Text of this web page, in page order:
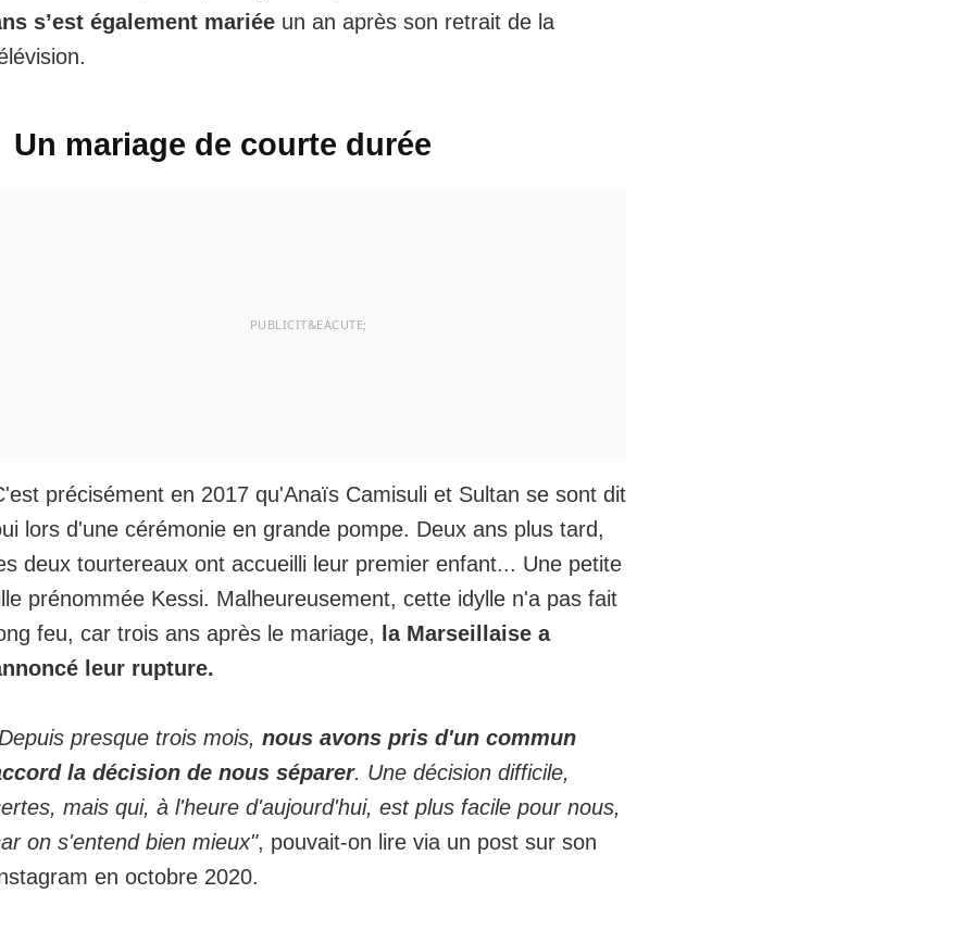
s’est également mariée un an après son retrait de la
Un mariage de courte durée
précisément en 2017 qu'Anaïs Camisuli et Sultan se sont dit
lors d'une cérémonie en grande pompe. Deux ans plus tard,
deux tourtereaux ont accueilli leur premier enfant... Une petite
prénommée Kessi. Malheureusement, cette idylle n'a pas fait
feu, car trois ans après le mariage, la Marseillaise a
leur rupture.
presque trois mois, nous avons pris d'un commun
la décision de nous séparer. Une décision difficile,
mais qui, à l'heure d'aujourd'hui, est plus facile pour nous,
on s'entend bien mieux", pouvait-on lire via un post sur son
en octobre 2020.